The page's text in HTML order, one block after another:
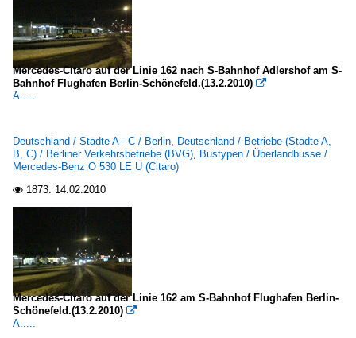
Mercedes-Citaro auf der Linie 162 nach S-Bahnhof Adlershof am S-
Bahnhof Flughafen Berlin-Schönefeld.(13.2.2010) 
A.....
Deutschland / Städte A - C / Berlin, Deutschland / Betriebe (Städte A,
B, C) / Berliner Verkehrsbetriebe (BVG), Bustypen / Überlandbusse /
Mercedes-Benz O 530 LE Ü (Citaro)
 1873. 14.02.2010
Mercedes-Citaro auf der Linie 162 am S-Bahnhof Flughafen Berlin-
Schönefeld.(13.2.2010) 
A.....